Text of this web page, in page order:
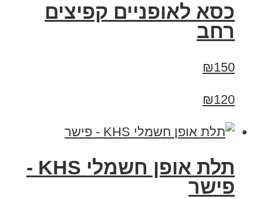
כסא לאופניים קפיצים
רחב
₪150
₪120
תלת אופן חשמלי KHS -
פישר